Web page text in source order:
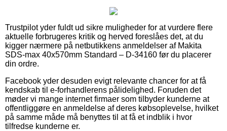
Trustpilot yder fuldt ud sikre muligheder for at vurdere flere
aktuelle forbrugeres kritik og herved foreslåes det, at du
kigger nærmere på netbutikkens anmeldelser af Makita
SDS-max 40x570mm Standard – D-34160 før du placerer
din ordre.
Facebook yder desuden evigt relevante chancer for at få
kendskab til e-forhandlerens pålidelighed. Foruden det
møder vi mange internet firmaer som tilbyder kunderne at
offentliggøre en anmeldelse af deres købsoplevelse, hvilket
på samme måde må benyttes til at få et indblik i hvor
tilfredse kunderne er.